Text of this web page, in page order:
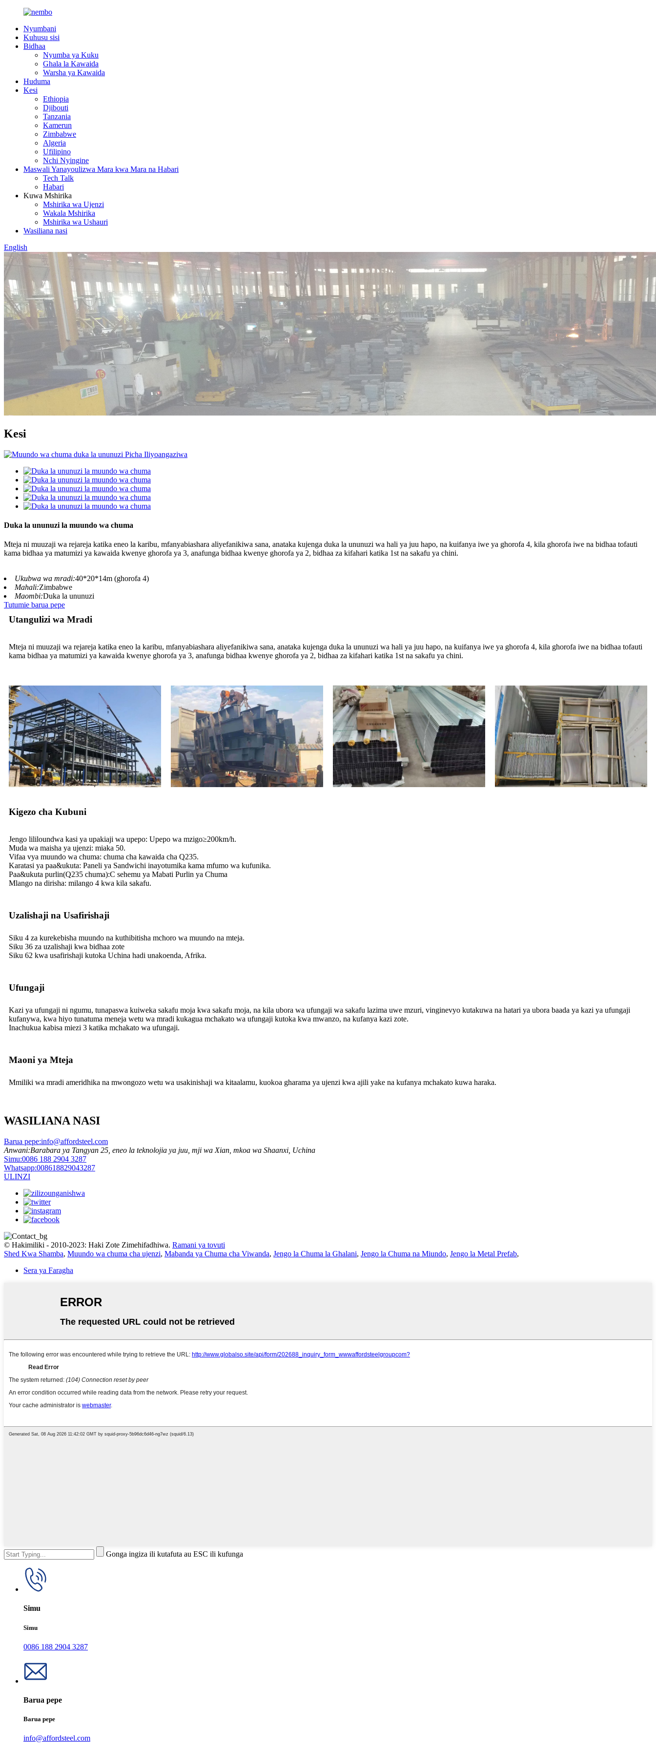
Nyumbani
Kuhusu sisi
Bidhaa
Nyumba ya Kuku
Ghala la Kawaida
Warsha ya Kawaida
Huduma
Kesi
Ethiopia
Djibouti
Tanzania
Kamerun
Zimbabwe
Algeria
Ufilipino
Nchi Nyingine
Maswali Yanayoulizwa Mara kwa Mara na Habari
Tech Talk
Habari
Kuwa Mshirika
Mshirika wa Ujenzi
Wakala Mshirika
Mshirika wa Ushauri
Wasiliana nasi
English
Kesi
Duka la ununuzi la muundo wa chuma
Mteja ni muuzaji wa rejareja katika eneo la karibu, mfanyabiashara aliyefanikiwa sana, anataka kujenga duka la ununuzi wa hali ya juu hapo, na kuifanya iwe ya ghorofa 4, kila ghorofa iwe na bidhaa tofauti
kama bidhaa ya matumizi ya kawaida kwenye ghorofa ya 3, anafunga bidhaa kwenye ghorofa ya 2, bidhaa za kifahari katika 1st na sakafu ya chini.
Ukubwa wa mradi:40*20*14m (ghorofa 4)
Mahali:Zimbabwe
Maombi:Duka la ununuzi
Tutumie barua pepe
Utangulizi wa Mradi
Mteja ni muuzaji wa rejareja katika eneo la karibu, mfanyabiashara aliyefanikiwa sana, anataka kujenga duka la ununuzi wa hali ya juu hapo, na kuifanya iwe ya ghorofa 4, kila ghorofa iwe na bidhaa tofauti
kama bidhaa ya matumizi ya kawaida kwenye ghorofa ya 3, anafunga bidhaa kwenye ghorofa ya 2, bidhaa za kifahari katika 1st na sakafu ya chini.
Kigezo cha Kubuni
Jengo lililoundwa kasi ya upakiaji wa upepo: Upepo wa mzigo≥200km/h.
Muda wa maisha ya ujenzi: miaka 50.
Vifaa vya muundo wa chuma: chuma cha kawaida cha Q235.
Karatasi ya paa&ukuta: Paneli ya Sandwichi inayotumika kama mfumo wa kufunika.
Paa&ukuta purlin(Q235 chuma):C sehemu ya Mabati Purlin ya Chuma
Mlango na dirisha: milango 4 kwa kila sakafu.
Uzalishaji na Usafirishaji
Siku 4 za kurekebisha muundo na kuthibitisha mchoro wa muundo na mteja.
Siku 36 za uzalishaji kwa bidhaa zote
Siku 62 kwa usafirishaji kutoka Uchina hadi unakoenda, Afrika.
Ufungaji
Kazi ya ufungaji ni ngumu, tunapaswa kuiweka sakafu moja kwa sakafu moja, na kila ubora wa ufungaji wa sakafu lazima uwe mzuri, vinginevyo kutakuwa na hatari ya ubora baada ya kazi ya ufungaji
kufanywa, kwa hiyo tunatuma meneja wetu wa mradi kukagua mchakato wa ufungaji kutoka kwa mwanzo, na kufanya kazi zote.
Inachukua kabisa miezi 3 katika mchakato wa ufungaji.
Maoni ya Mteja
Mmiliki wa mradi ameridhika na mwongozo wetu wa usakinishaji wa kitaalamu, kuokoa gharama ya ujenzi kwa ajili yake na kufanya mchakato kuwa haraka.
WASILIANA NASI
Barua pepe:info@affordsteel.com
Anwani:Barabara ya Tangyan 25, eneo la teknolojia ya juu, mji wa Xian, mkoa wa Shaanxi, Uchina
Simu:0086 188 2904 3287
Whatsapp:008618829043287
ULINZI
© Hakimiliki - 2010-2023: Haki Zote Zimehifadhiwa. Ramani ya tovuti
Shed Kwa Shamba, Muundo wa chuma cha ujenzi, Mabanda ya Chuma cha Viwanda, Jengo la Chuma la Ghalani, Jengo la Chuma na Miundo, Jengo la Metal Prefab,
Sera ya Faragha
Gonga ingiza ili kutafuta au ESC ili kufunga
Simu
Simu
0086 188 2904 3287
Barua pepe
Barua pepe
info@affordsteel.com